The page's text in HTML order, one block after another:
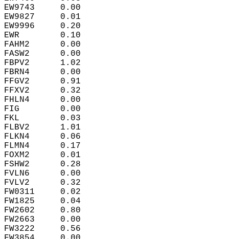
EW9743     0.00
EW9827     0.01
EW9996     0.20
EWR        0.10
FAHM2      0.00
FASW2      0.00
FBPV2      1.02
FBRN4      0.00
FFGV2      0.91
FFXV2      0.32
FHLN4      0.00
FIG        0.00
FKL        0.03
FLBV2      1.01
FLKN4      0.06
FLMN4      0.17
FOXM2      0.01
FSHW2      0.28
FVLN6      0.00
FVLV2      0.32
FW0311     0.02
FW1825     0.04
FW2602     0.80
FW2663     0.00
FW3222     0.56